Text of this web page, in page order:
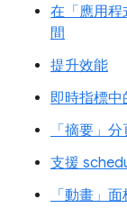
在「應用程
間
提升效能
即時指標
「摘要」
支援
「動畫」